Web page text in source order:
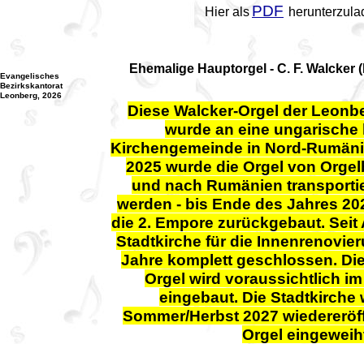
Evangelisches
Bezirkskantorat
Leonberg, 2026
Hier als PDF
Ehemalige Hauptorgel - C. F. Walcker
Diese Walcker-Orgel der
wurde an eine
Kirchengemeinde in Nord-
2025 wurde die Orgel von
und nach Rumänien
werden - bis Ende des Jahres
die 2. Empore zurückgebaut. Seit
Stadtkirche für die
Jahre komplett geschlossen.
Orgel wird voraussichtlich
eingebaut. Die Stadtkirche
Sommer/Herbst 2027
Orgel